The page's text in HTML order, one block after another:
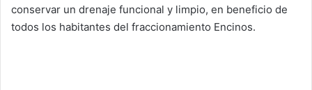
conservar un drenaje funcional y limpio, en beneficio de
todos los habitantes del fraccionamiento Encinos.